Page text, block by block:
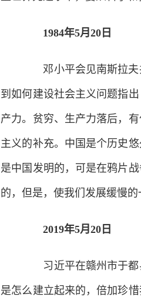
1984年5月20日
邓小平会见南斯拉夫
到如何建设社会主义问题指
产力。贫穷、生产力落后，
主义的补充。中国是个历史
是中国发明的，可是在鸦片
的，但是，使我们发展缓慢
2019年5月20日
习近平在赣州市于都
是怎么建立起来的，倍加珍